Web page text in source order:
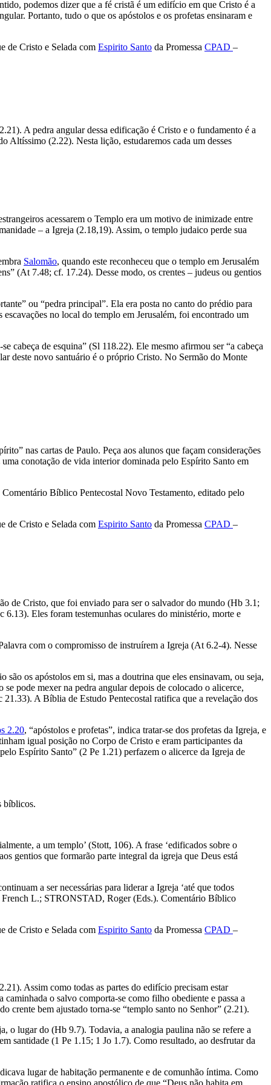
podemos dizer que a fé cristã é um edifício em que Cristo é a
Portanto, tudo o que os apóstolos e os profetas ensinaram e
de Cristo e Selada com Espirito Santo da Promessa CPAD –
A pedra angular dessa edificação é Cristo e o fundamento é a
Altíssimo (2.22). Nesta lição, estudaremos cada um desses
acessarem o Templo era um motivo de inimizade entre
– a Igreja (2.18,19). Assim, o templo judaico perde sua
Salomão, quando este reconheceu que o templo em Jerusalém
(At 7.48; cf. 17.24). Desse modo, os crentes – judeus ou gentios
ou “pedra principal”. Ela era posta no canto do prédio para
escavações no local do templo em Jerusalém, foi encontrado um
cabeça de esquina” (Sl 118.22). Ele mesmo afirmou ser “a cabeça
deste novo santuário é o próprio Cristo. No Sermão do Monte
nas cartas de Paulo. Peça aos alunos que façam considerações
conotação de vida interior dominada pelo Espírito Santo em
Bíblico Pentecostal Novo Testamento, editado pelo
de Cristo e Selada com Espirito Santo da Promessa CPAD –
de Cristo, que foi enviado para ser o salvador do mundo (Hb 3.1;
Eles foram testemunhas oculares do ministério, morte e
com o compromisso de instruírem a Igreja (At 6.2-4). Nesse
os apóstolos em si, mas a doutrina que eles ensinavam, ou seja,
pode mexer na pedra angular depois de colocado o alicerce,
21.33). A Bíblia de Estudo Pentecostal ratifica que a revelação dos
2.20, “apóstolos e profetas”, indica tratar-se dos profetas da Igreja, e
igual posição no Corpo de Cristo e eram participantes da
Espírito Santo” (2 Pe 1.21) perfazem o alicerce da Igreja de
bíblicos.
a um templo’ (Stott, 106). A frase ‘edificados sobre o
gentios que formarão parte integral da igreja que Deus está
a ser necessárias para liderar a Igreja ‘até que todos
French L.; STRONSTAD, Roger (Eds.). Comentário Bíblico
de Cristo e Selada com Espirito Santo da Promessa CPAD –
Assim como todas as partes do edifício precisam estar
o salvo comporta-se como filho obediente e passa a
crente bem ajustado torna-se “templo santo no Senhor” (2.21).
o lugar do (Hb 9.7). Todavia, a analogia paulina não se refere a
santidade (1 Pe 1.15; 1 Jo 1.7). Como resultado, ao desfrutar da
lugar de habitação permanente e de comunhão íntima. Como
ratifica o ensino apostólico de que “Deus não habita em